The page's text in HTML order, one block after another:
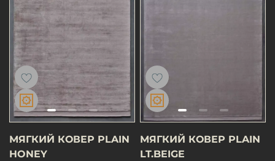
МЯГКИЙ КОВЕР PLAIN
HONEY
МЯГКИЙ КОВЕР PLAIN
LT.BEIGE